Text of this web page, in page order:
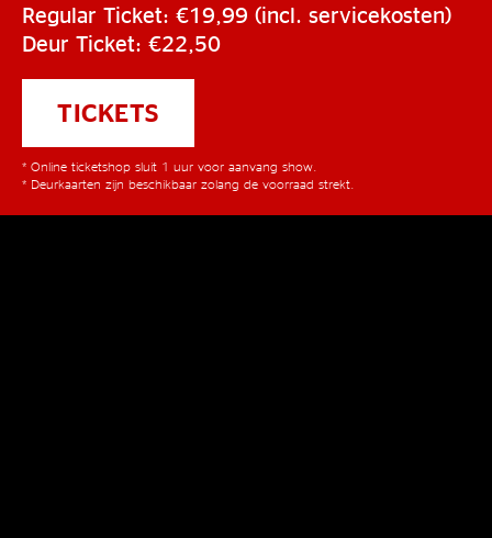
Regular Ticket: €19,99 (incl. servicekosten)
Deur Ticket: €22,50
TICKETS
* Online ticketshop sluit 1 uur voor aanvang show.
* Deurkaarten zijn beschikbaar zolang de voorraad strekt.